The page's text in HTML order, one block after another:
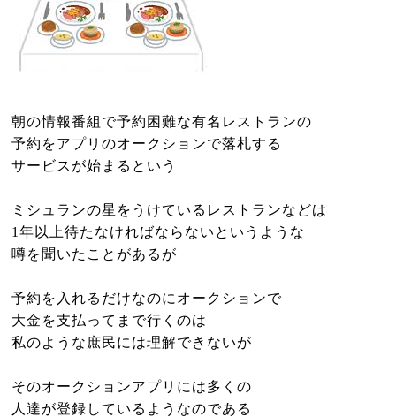
健康保険について
サイトマップ
ブログ
ニュース
朝の情報番組で予約困難な有名レストランの
予約をアプリのオークションで落札する
サービスが始まるという
ミシュランの星をうけているレストランなどは
1年以上待たなければならないというような
噂を聞いたことがあるが
予約を入れるだけなのにオークションで
大金を支払ってまで行くのは
私のような庶民には理解できないが
そのオークションアプリには多くの
人達が登録しているようなのである